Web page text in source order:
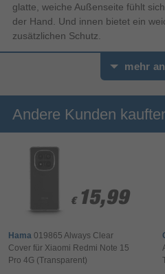
glatte, weiche Außenseite fühlt
der Hand. Und innen bietet ein
zusätzlichen Schutz.
Das Case funktioniert nahtlos mit
präzise Finger­bewegungen wie
erkennen.
Mit integrierten Magneten, die sich
schnelleres kabelloses Laden.
einfach im Case und docke dein
es auf dein Qi2.2 oder Qi
Wie jedes von Apple entwickelte
Deshalb sieht es nicht nur
gemacht, dein iPhone vor
mehr
Andere Kunden
€ 15,99
€ 15,99
Hama 019865 Always Clear
Cover für Xiaomi Redmi Note 15
Pro 4G (Transparent)